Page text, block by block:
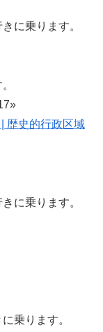
に乗ります。
歴史的行政区域
に乗ります。
乗ります。